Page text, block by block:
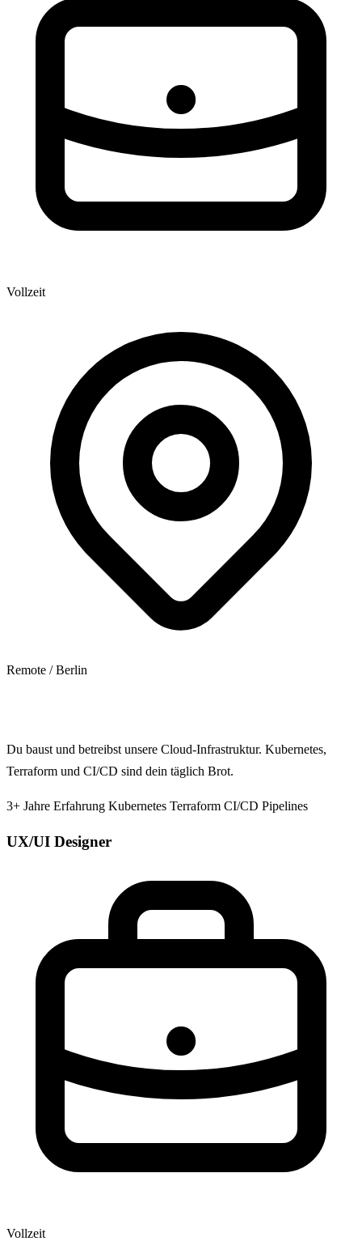
Vollzeit
Remote / Berlin
Du baust und betreibst unsere Cloud-Infrastruktur. Kubernetes,
Terraform und CI/CD sind dein täglich Brot.
3+ Jahre Erfahrung Kubernetes Terraform CI/CD Pipelines
UX/UI Designer
Vollzeit